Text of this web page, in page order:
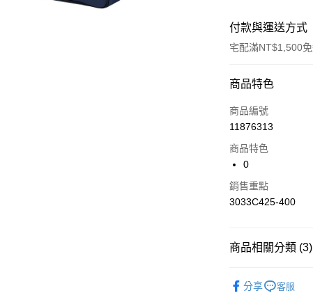
付款與運送方式
宅配滿NT$1,500
付款方式
信用卡一次付款
運送方式
黑貓宅急便 (僅限
每筆NT$120，滿
商品特色
商品編號
11876313
商品特色
0
銷售重點
3033C425-400
商品相關分類 (3)
分享 客服